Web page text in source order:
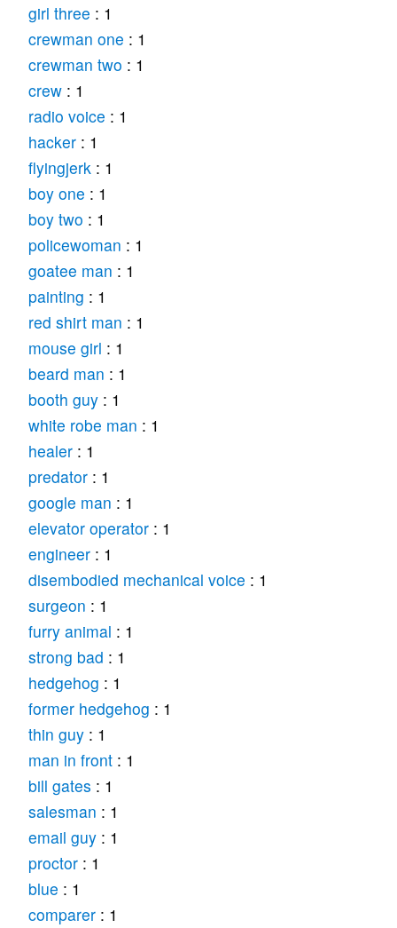
girl three : 1
crewman one : 1
crewman two : 1
crew: 1
radio voice : 1
hacker: 1
flyingjerk: 1
boy one : 1
boy two : 1
policewoman : 1
goatee man : 1
painting : 1
red shirt man : 1
mouse girl : 1
beard man : 1
booth guy: 1
white robe man : 1
healer: 1
predator: 1
google man : 1
elevator operator: 1
engineer: 1
disembodied mechanical voice : 1
surgeon : 1
furry animal : 1
strong bad : 1
hedgehog : 1
former hedgehog : 1
thin guy: 1
man in front: 1
bill gates : 1
salesman : 1
email guy: 1
proctor: 1
blue : 1
comparer: 1